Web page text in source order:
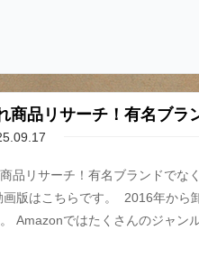
商品リサーチ！有名ブラ
品リサーチ！有名ブランドでな
画版はこちらです。 2016年から
Amazonではたくさんのジャン